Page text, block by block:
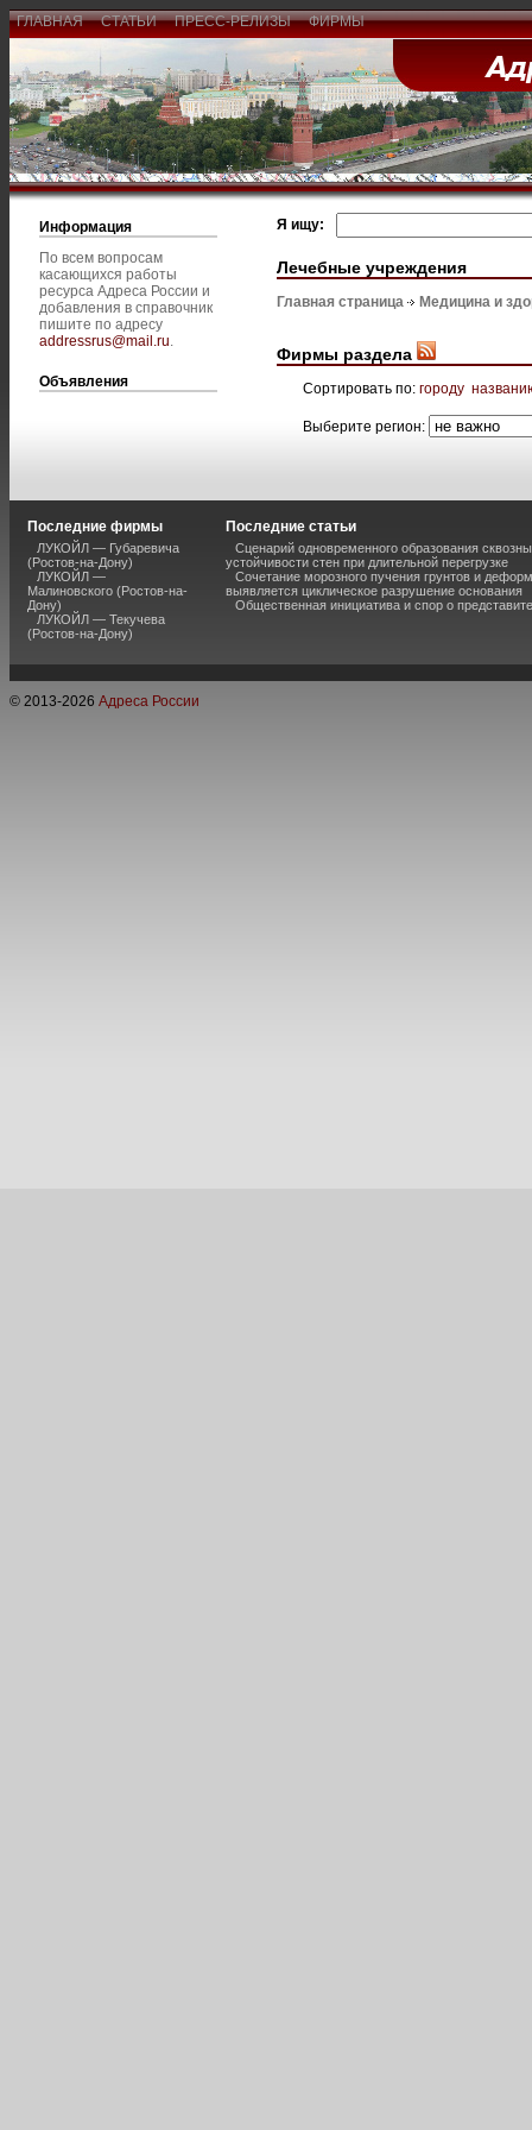
ГЛАВНАЯ СТАТЬИ ПРЕСС-РЕЛИЗЫ ФИРМЫ
Информация
По всем вопросам
касающихся работы
ресурса Адреса России и
добавления в справочник
пишите по адресу
addressrus@mail.ru.
Объявления
Я ищу:
Лечебные учреждения
Главная страница Медицина и
Фирмы раздела
Сортировать по: городу
Выберите регион:
Последние фирмы
ЛУКОЙЛ — Губаревича
(Ростов-на-Дону)
ЛУКОЙЛ —
Малиновского (Ростов-на-
Дону)
ЛУКОЙЛ — Текучева
(Ростов-на-Дону)
Последние статьи
Сценарий одновременного образования
устойчивости стен при длительной перегрузке
Сочетание морозного пучения грунтов и
выявляется циклическое разрушение основания
Общественная инициатива и спор о
© 2013-2026 Адреса России